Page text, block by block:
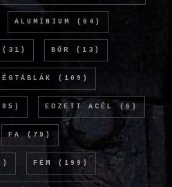
ALUMÍNIUM (64)
(31) BŐR (13)
(109)
EDZETT ACÉL (6)
FA (79)
FÉM (199)